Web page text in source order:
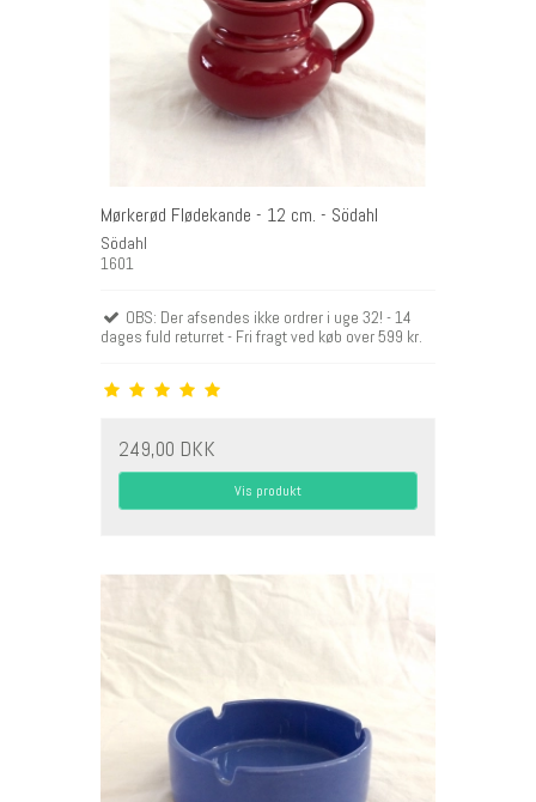
Mørkerød Flødekande - 12 cm. - Södahl
Södahl
1601
OBS: Der afsendes ikke ordrer i uge 32! - 14
dages fuld returret - Fri fragt ved køb over 599 kr.
249,00 DKK
Vis produkt